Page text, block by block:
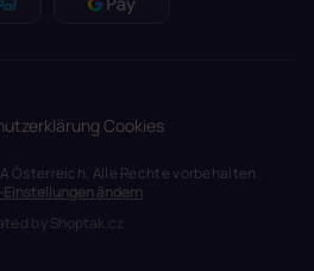
Cookies
Österreich. Alle Rechte vorbehalten.
Einstellungen ändern
byShoptak.cz